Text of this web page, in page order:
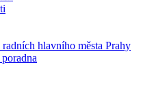
hlavního města Prahy